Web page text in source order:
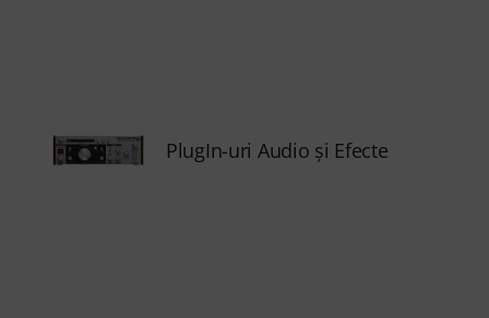
PlugIn-uri Audio şi Efecte